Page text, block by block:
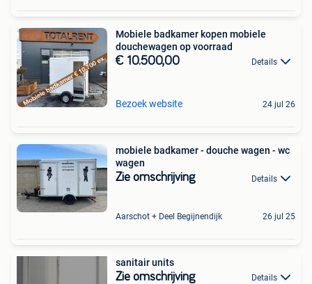
Mobiele badkamer kopen mobiele
douchewagen op voorraad
€ 10.500,00 Details
Bezoek website 24 jul 26
mobiele badkamer - douche wagen - wc
wagen
Zie omschrijving Details
Aarschot + Deel Begijnendijk 26 jul 25
sanitair units
Zie omschrijving Details